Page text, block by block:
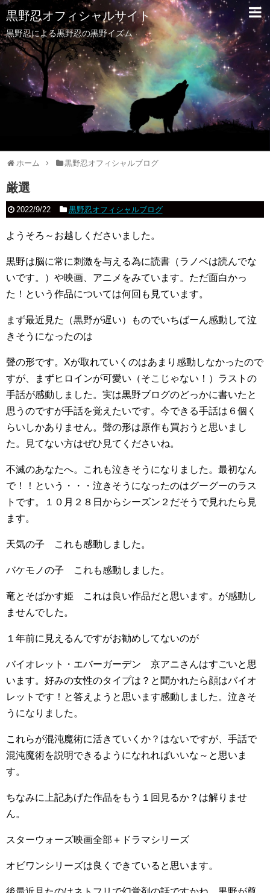
黒野忍オフィシャルサイト
黒野忍による黒野忍の黒野イズム
ホーム 黒野忍オフィシャルブログ
厳選
2022/9/22 黒野忍オフィシャルブログ
ようそろ～お越しくださいました。
黒野は脳に常に刺激を与える為に読書（ラノベは読んでな
いです。）や映画、アニメをみています。ただ面白かっ
た！という作品については何回も見ています。
まず最近見た（黒野が遅い）ものでいちばーん感動して泣
きそうになったのは
聲の形です。Xが取れていくのはあまり感動しなかったので
すが、まずヒロインが可愛い（そこじゃない！）ラストの
手話が感動しました。実は黒野ブログのどっかに書いたと
思うのですが手話を覚えたいです。今できる手話は６個く
らいしかありません。聲の形は原作も買おうと思いまし
た。見てない方はぜひ見てくださいね。
不滅のあなたへ。これも泣きそうになりました。最初なん
で！！という・・・泣きそうになったのはグーグーのラス
トです。１０月２８日からシーズン２だそうで見れたら見
ます。
天気の子 これも感動しました。
バケモノの子 これも感動しました。
竜とそばかす姫 これは良い作品だと思います。が感動し
ませんでした。
１年前に見えるんですがお勧めしてないのが
バイオレット・エバーガーデン 京アニさんはすごいと思
います。好みの女性のタイプは？と聞かれたら顔はバイオ
レットです！と答えようと思います感動しました。泣きそ
うになりました。
これらが混沌魔術に活きていくか？はないですが、手話で
混沌魔術を説明できるようになれればいいな～と思いま
す。
ちなみに上記あげた作品をもう１回見るか？は解りませ
ん。
スターウォーズ映画全部＋ドラマシリーズ
オビワンシリーズは良くできていると思います。